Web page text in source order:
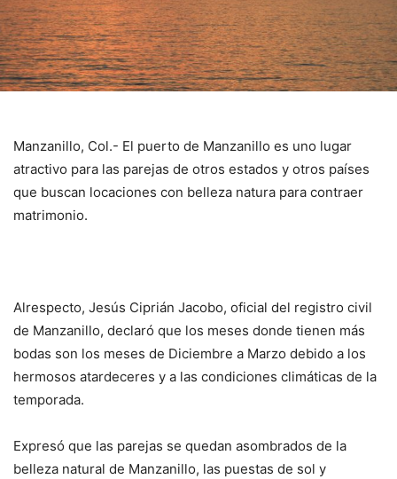
Manzanillo, Col.- El puerto de Manzanillo es uno lugar
atractivo para las parejas de otros estados y otros países
que buscan locaciones con belleza natura para contraer
matrimonio.
Alrespecto, Jesús Ciprián Jacobo, oficial del registro civil
de Manzanillo, declaró que los meses donde tienen más
bodas son los meses de Diciembre a Marzo debido a los
hermosos atardeceres y a las condiciones climáticas de la
temporada.
Expresó que las parejas se quedan asombrados de la
belleza natural de Manzanillo, las puestas de sol y